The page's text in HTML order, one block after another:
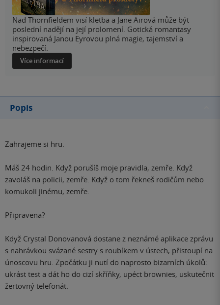
Nad Thornfieldem visí kletba a Jane Airová může být
poslední nadějí na její prolomení. Gotická romantasy
inspirovaná Janou Eyrovou plná magie, tajemství a
nebezpečí.
Více informací
Popis
Zahrajeme si hru.
Máš 24 hodin. Když porušíš moje pravidla, zemře. Když
zavoláš na policii, zemře. Když o tom řekneš rodičům nebo
komukoli jinému, zemře.
Připravena?
Když Crystal Donovanová dostane z neznámé aplikace zprávu
s nahrávkou svázané sestry s roubíkem v ústech, přistoupí na
únoscovu hru. Zpočátku ji nutí do naprosto bizarních úkolů:
ukrást test a dát ho do cizí skříňky, upéct brownies, uskutečnit
žertovný telefonát.